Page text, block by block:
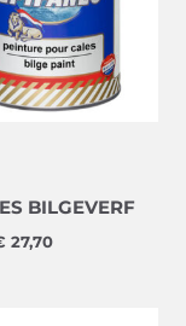
BILGEVERF
27,70